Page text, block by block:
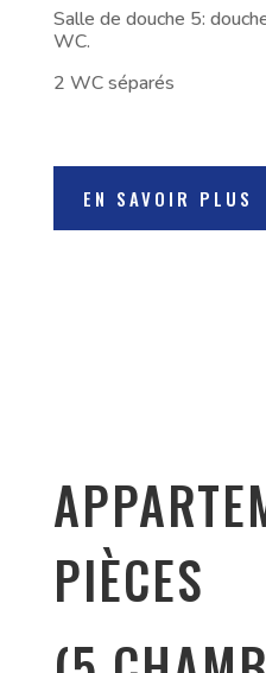
Salle de douche 5:
WC.
2 WC séparés
EN SAVOIR PLUS
PIÈCES